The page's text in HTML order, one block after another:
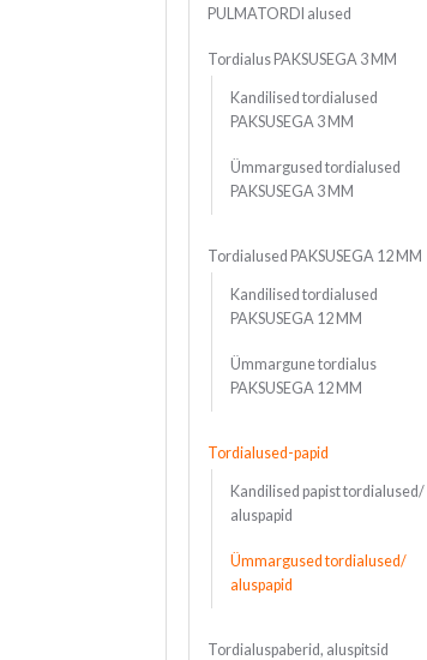
PULMATORDI alused
Tordialus PAKSUSEGA 3 MM
Kandilised tordialused
PAKSUSEGA 3 MM
Ümmargused tordialused
PAKSUSEGA 3 MM
Tordialused PAKSUSEGA 12 MM
Kandilised tordialused
PAKSUSEGA 12 MM
Ümmargune tordialus
PAKSUSEGA 12 MM
Tordialused-papid
Kandilised papist tordialused/
aluspapid
Ümmargused tordialused/
aluspapid
Tordialuspaberid, aluspitsid